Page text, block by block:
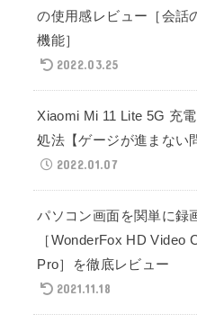
の使用感レビュー［会話
機能］
2022.03.25
Xiaomi Mi 11 Lite 5G 充
処法【ゲージが進まない
2022.01.07
パソコン画面を関単に録
［WonderFox HD Video
Pro］を徹底レビュー
2021.11.18